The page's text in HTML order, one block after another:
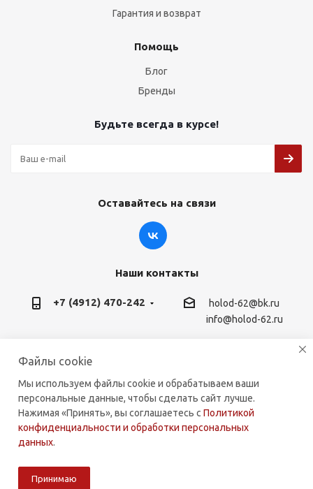
Гарантия и возврат
Помощь
Блог
Бренды
Будьте всегда в курсе!
Оставайтесь на связи
Наши контакты
+7 (4912) 470-242
holod-62@bk.ru
info@holod-62.ru
2026 © holod-62.ru. Комплектующие для бытовой и
Файлы cookie
Мы используем файлы cookie и обрабатываем ваши
персональные данные, чтобы сделать сайт лучше.
Нажимая «Принять», вы соглашаетесь с Политикой
конфиденциальности и обработки персональных
данных.
Принимаю